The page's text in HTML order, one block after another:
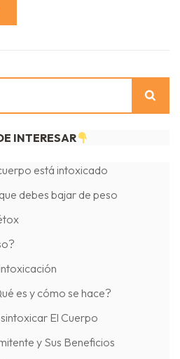
INTERESAR
está intoxicado
debes bajar de peso
es y cómo se hace?
El Cuerpo
y Sus Beneficios